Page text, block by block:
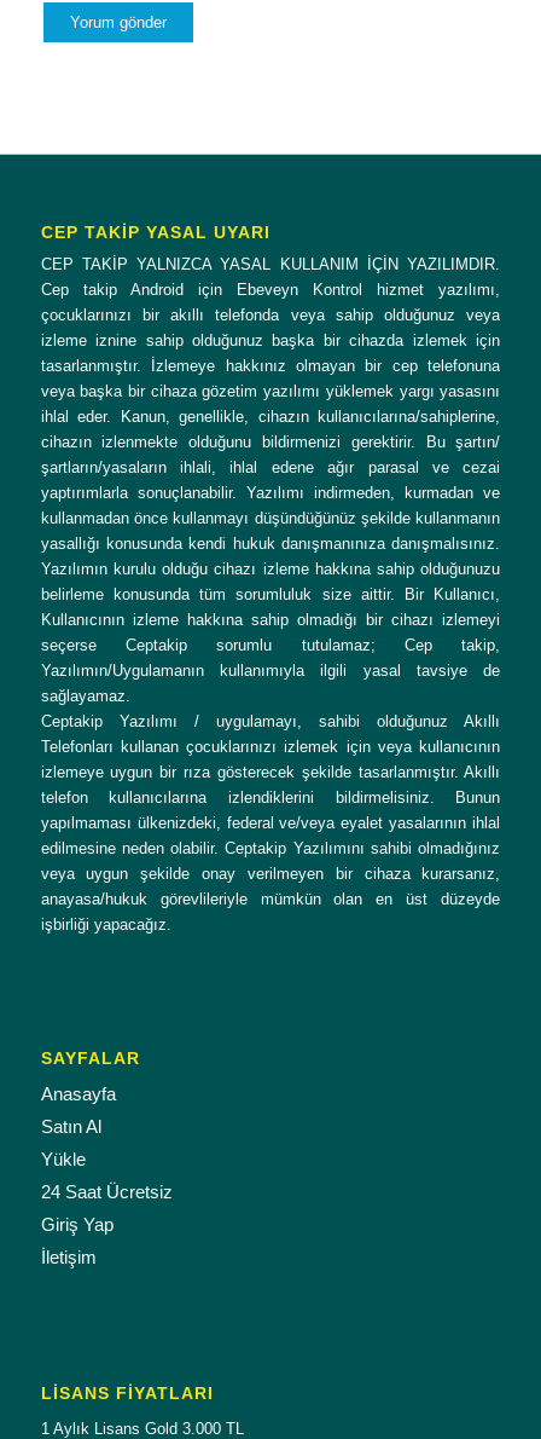
CEP TAKİP YASAL UYARI
CEP TAKİP YALNIZCA YASAL KULLANIM İÇİN YAZILIMDIR.
Cep takip Android için Ebeveyn Kontrol hizmet yazılımı,
çocuklarınızı bir akıllı telefonda veya sahip olduğunuz veya
izleme iznine sahip olduğunuz başka bir cihazda izlemek için
tasarlanmıştır. İzlemeye hakkınız olmayan bir cep telefonuna
veya başka bir cihaza gözetim yazılımı yüklemek yargı yasasını
ihlal eder. Kanun, genellikle, cihazın kullanıcılarına/sahiplerine,
cihazın izlenmekte olduğunu bildirmenizi gerektirir. Bu şartın/
şartların/yasaların ihlali, ihlal edene ağır parasal ve cezai
yaptırımlarla sonuçlanabilir. Yazılımı indirmeden, kurmadan ve
kullanmadan önce kullanmayı düşündüğünüz şekilde kullanmanın
yasallığı konusunda kendi hukuk danışmanınıza danışmalısınız.
Yazılımın kurulu olduğu cihazı izleme hakkına sahip olduğunuzu
belirleme konusunda tüm sorumluluk size aittir. Bir Kullanıcı,
Kullanıcının izleme hakkına sahip olmadığı bir cihazı izlemeyi
seçerse Ceptakip sorumlu tutulamaz; Cep takip,
Yazılımın/Uygulamanın kullanımıyla ilgili yasal tavsiye de
sağlayamaz.
Ceptakip Yazılımı / uygulamayı, sahibi olduğunuz Akıllı
Telefonları kullanan çocuklarınızı izlemek için veya kullanıcının
izlemeye uygun bir rıza gösterecek şekilde tasarlanmıştır. Akıllı
telefon kullanıcılarına izlendiklerini bildirmelisiniz. Bunun
yapılmaması ülkenizdeki, federal ve/veya eyalet yasalarının ihlal
edilmesine neden olabilir. Ceptakip Yazılımını sahibi olmadığınız
veya uygun şekilde onay verilmeyen bir cihaza kurarsanız,
anayasa/hukuk görevlileriyle mümkün olan en üst düzeyde
işbirliği yapacağız.
SAYFALAR
Anasayfa
Satın Al
Yükle
24 Saat Ücretsiz
Giriş Yap
İletişim
LISANS FIYATLARI
1 Aylık Lisans Gold 3.000 TL